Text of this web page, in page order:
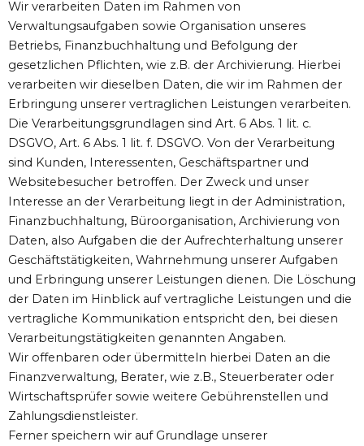
Wir verarbeiten Daten im Rahmen von
Verwaltungsaufgaben sowie Organisation unseres
Betriebs, Finanzbuchhaltung und Befolgung der
gesetzlichen Pflichten, wie z.B. der Archivierung. Hierbei
verarbeiten wir dieselben Daten, die wir im Rahmen der
Erbringung unserer vertraglichen Leistungen verarbeiten.
Die Verarbeitungsgrundlagen sind Art. 6 Abs. 1 lit. c.
DSGVO, Art. 6 Abs. 1 lit. f. DSGVO. Von der Verarbeitung
sind Kunden, Interessenten, Geschäftspartner und
Websitebesucher betroffen. Der Zweck und unser
Interesse an der Verarbeitung liegt in der Administration,
Finanzbuchhaltung, Büroorganisation, Archivierung von
Daten, also Aufgaben die der Aufrechterhaltung unserer
Geschäftstätigkeiten, Wahrnehmung unserer Aufgaben
und Erbringung unserer Leistungen dienen. Die Löschung
der Daten im Hinblick auf vertragliche Leistungen und die
vertragliche Kommunikation entspricht den, bei diesen
Verarbeitungstätigkeiten genannten Angaben.
Wir offenbaren oder übermitteln hierbei Daten an die
Finanzverwaltung, Berater, wie z.B., Steuerberater oder
Wirtschaftsprüfer sowie weitere Gebührenstellen und
Zahlungsdienstleister.
Ferner speichern wir auf Grundlage unserer